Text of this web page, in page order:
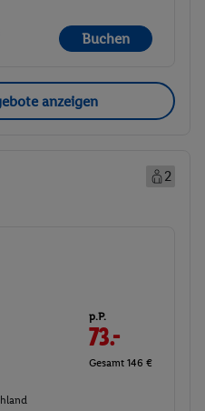
Buchen
anzeigen
2
p.P.
73.-
Gesamt 146 €